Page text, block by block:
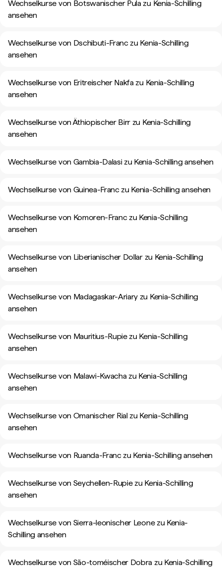
Wechselkurse von Botswanischer Pula zu Kenia-Schilling
ansehen
Wechselkurse von Dschibuti-Franc zu Kenia-Schilling
ansehen
Wechselkurse von Eritreischer Nakfa zu Kenia-Schilling
ansehen
Wechselkurse von Äthiopischer Birr zu Kenia-Schilling
ansehen
Wechselkurse von Gambia-Dalasi zu Kenia-Schilling ansehen
Wechselkurse von Guinea-Franc zu Kenia-Schilling ansehen
Wechselkurse von Komoren-Franc zu Kenia-Schilling
ansehen
Wechselkurse von Liberianischer Dollar zu Kenia-Schilling
ansehen
Wechselkurse von Madagaskar-Ariary zu Kenia-Schilling
ansehen
Wechselkurse von Mauritius-Rupie zu Kenia-Schilling
ansehen
Wechselkurse von Malawi-Kwacha zu Kenia-Schilling
ansehen
Wechselkurse von Omanischer Rial zu Kenia-Schilling
ansehen
Wechselkurse von Ruanda-Franc zu Kenia-Schilling ansehen
Wechselkurse von Seychellen-Rupie zu Kenia-Schilling
ansehen
Wechselkurse von Sierra-leonischer Leone zu Kenia-
Schilling ansehen
Wechselkurse von São-toméischer Dobra zu Kenia-Schilling